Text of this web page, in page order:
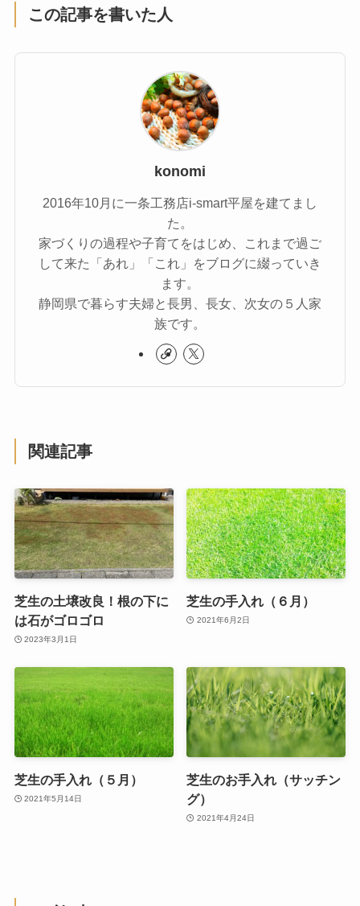
この記事を書いた人
konomi
2016年10月に一条工務店i-smart平屋を建てまし
た。
家づくりの過程や子育てをはじめ、これまで過ご
して来た「あれ」「これ」をブログに綴っていき
ます。
静岡県で暮らす夫婦と長男、長女、次女の５人家
族です。
関連記事
芝生の土壌改良！根の下に
は石がゴロゴロ
2023年3月1日
芝生の手入れ（６月）
2021年6月2日
芝生の手入れ（５月）
2021年5月14日
芝生のお手入れ（サッチン
グ）
2021年4月24日